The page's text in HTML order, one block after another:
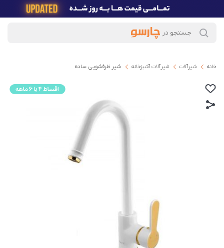
خانه شیرآلات شیرآلات آشپزخانه شیر ظرفشویی ساده